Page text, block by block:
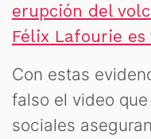
erupción del
Félix Lafourie es
Con estas
falso el video
sociales